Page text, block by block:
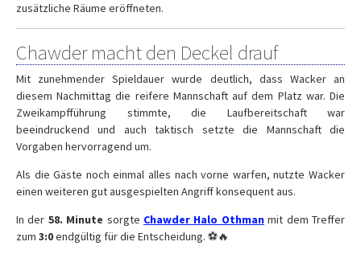
zusätzliche Räume eröffneten.
Chawder macht den Deckel drauf
Mit zunehmender Spieldauer wurde deutlich, dass Wacker an
diesem Nachmittag die reifere Mannschaft auf dem Platz war. Die
Zweikampfführung stimmte, die Laufbereitschaft war
beeindruckend und auch taktisch setzte die Mannschaft die
Vorgaben hervorragend um.
Als die Gäste noch einmal alles nach vorne warfen, nutzte Wacker
einen weiteren gut ausgespielten Angriff konsequent aus.
In der 58. Minute sorgte Chawder Halo Othmanmit dem Treffer
zum 3:0endgültig für die Entscheidung. ⚽🔥